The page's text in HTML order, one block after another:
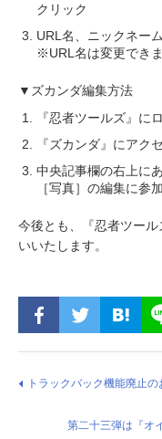
クリック
URL名、ニックネー
※URL名は変更でき
▼ズカンダ編集方法
『忍者ツールズ』に
『ズカンダ』にアク
中央記事欄の右上に
［写真］の編集に参
今後とも、『忍者ツー
いいたします。
トラックバック機能廃止の
第二十三弾は『オ